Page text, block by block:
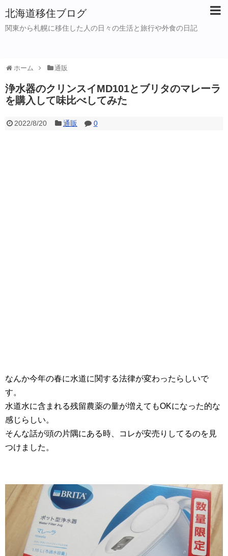
北海道移住ブログ
関東から札幌に移住した人の日々の生活と旅行や外食の日記
ホーム 通販
浄水器のクリンスイMD101とブリタのマレーラ
を購入して味比べしてみた
2022/8/20 通販 0
なんか今年の春に水道に関する法律が変わったらしいで
す。
水道水に含まれる残留農薬の量が増えてもOKになった的な
感じらしい。
そんな話が頭の片隅にある時、コレが安売りしてるのを見
つけました。